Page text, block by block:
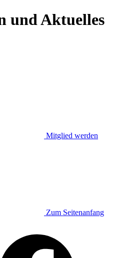
und Aktuelles
Mitglied werden
Zum Seitenanfang